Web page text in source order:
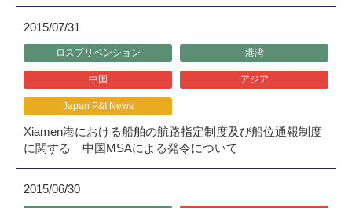
2015/07/31
ロスプリベンション 港湾
中国 アジア
Japan P&I News
Xiamen港における船舶の航路指定制度及び船位通報制度
に関する 中国MSAによる発令について
2015/06/30